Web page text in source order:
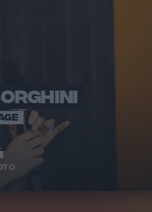
RADIO ITALIA
VOI TANKA VILLAGE